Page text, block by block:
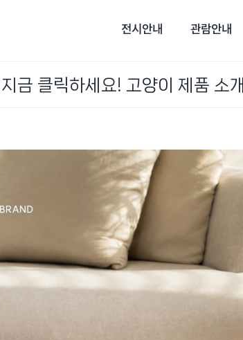
전시안내 관람안내
금 클릭하세요! 고양이 제품 소개